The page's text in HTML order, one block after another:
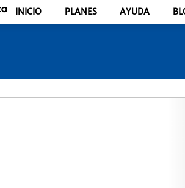
INICIO PLANES AYUDA